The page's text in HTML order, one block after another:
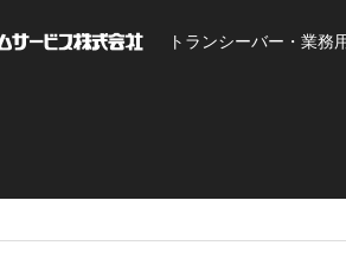
トランシーバー・業務